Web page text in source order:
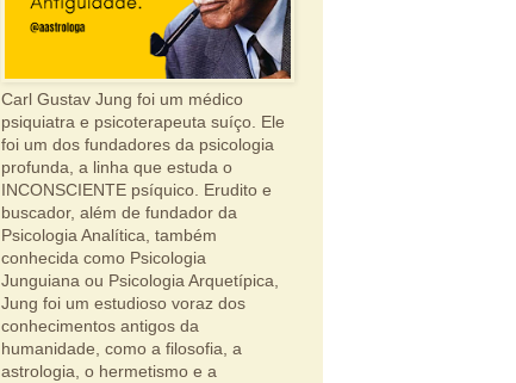
Carl Gustav Jung foi um médico
psiquiatra e psicoterapeuta suíço. Ele
foi um dos fundadores da psicologia
profunda, a linha que estuda o
INCONSCIENTE psíquico. Erudito e
buscador, além de fundador da
Psicologia Analítica, também
conhecida como Psicologia
Junguiana ou Psicologia Arquetípica,
Jung foi um estudioso voraz dos
conhecimentos antigos da
humanidade, como a filosofia, a
astrologia, o hermetismo e a